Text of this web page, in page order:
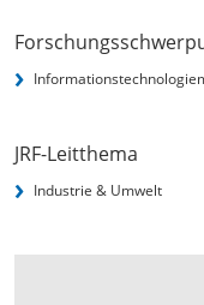
JRF-Leitthema
Industrie & Umwelt